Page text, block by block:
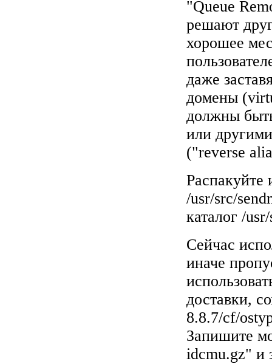
"Queue
решают
хорошее
даже
домены
должны
или
("reverse
Распакуйте
/usr/src/
каталог /
Сейчас
иначе
доставки,
8.8.7/cf/
Запишите
idcmu.gz" и